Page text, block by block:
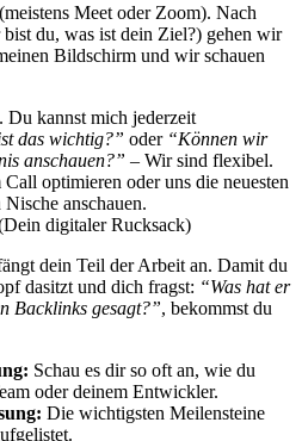
Meet oder Zoom). Nach
du, was ist dein Ziel?) gehen wir
Bildschirm und wir schauen
Du kannst mich jederzeit
das wichtig?” oder “Können wir
anschauen?” – Wir sind flexibel.
optimieren oder uns die neuesten
anschauen.
digitaler Rucksack)
dein Teil der Arbeit an. Damit du
dasitzt und dich fragst: “Was hat er
Backlinks gesagt?”, bekommst du
Schau es dir so oft an, wie du
oder deinem Entwickler.
Die wichtigsten Meilensteine